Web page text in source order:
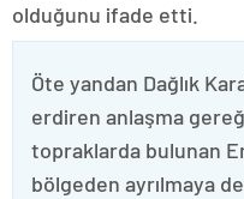
olduğunu ifade etti.
Öte yandan Dağlık
erdiren anlaşma
topraklarda bulunan
bölgeden ayrılmaya